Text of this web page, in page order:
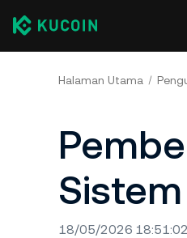
Halaman Utama
18/05/2026 18:51:02